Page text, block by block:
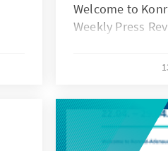
Welcome to
Weekly Press